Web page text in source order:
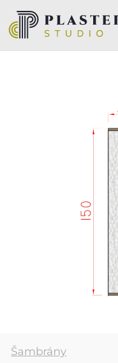
Šambrány